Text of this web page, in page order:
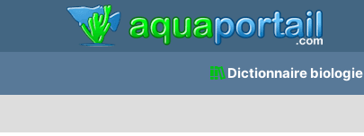
Dictionnaire biologie